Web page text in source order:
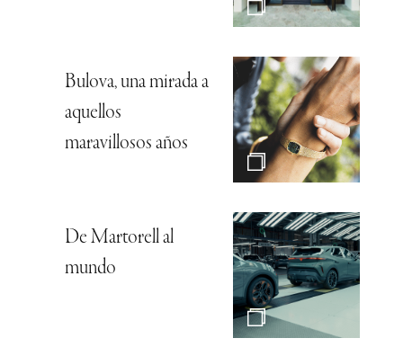
Bulova, una mirada a
aquellos
maravillosos años
De Martorell al
mundo